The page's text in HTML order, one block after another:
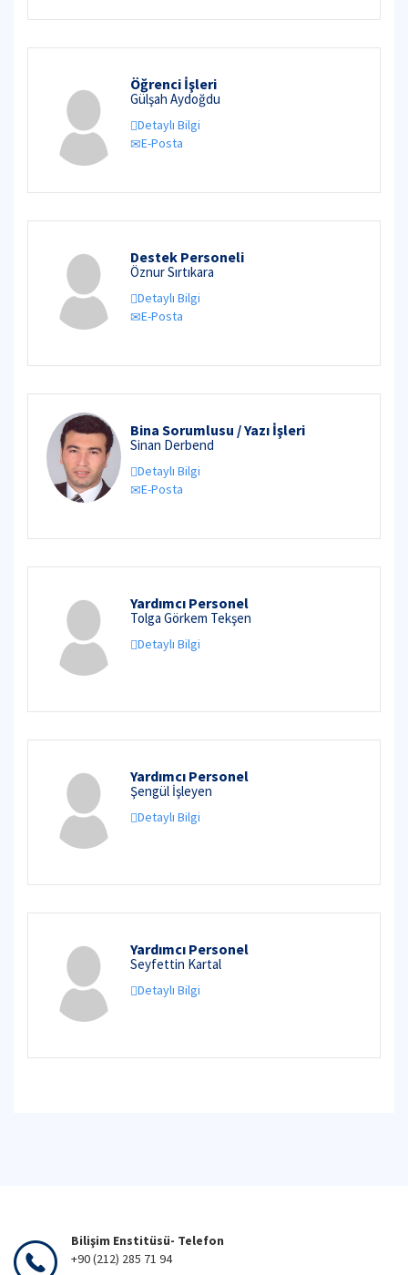
Öğrenci İşleri
Gülşah Aydoğdu
Detaylı Bilgi
E-Posta
Destek Personeli
Öznur Sırtıkara
Detaylı Bilgi
E-Posta
Bina Sorumlusu / Yazı İşleri
Sinan Derbend
Detaylı Bilgi
E-Posta
Yardımcı Personel
Tolga Görkem Tekşen
Detaylı Bilgi
Yardımcı Personel
Şengül İşleyen
Detaylı Bilgi
Yardımcı Personel
Seyfettin Kartal
Detaylı Bilgi
Bilişim Enstitüsü- Telefon
+90 (212) 285 71 94